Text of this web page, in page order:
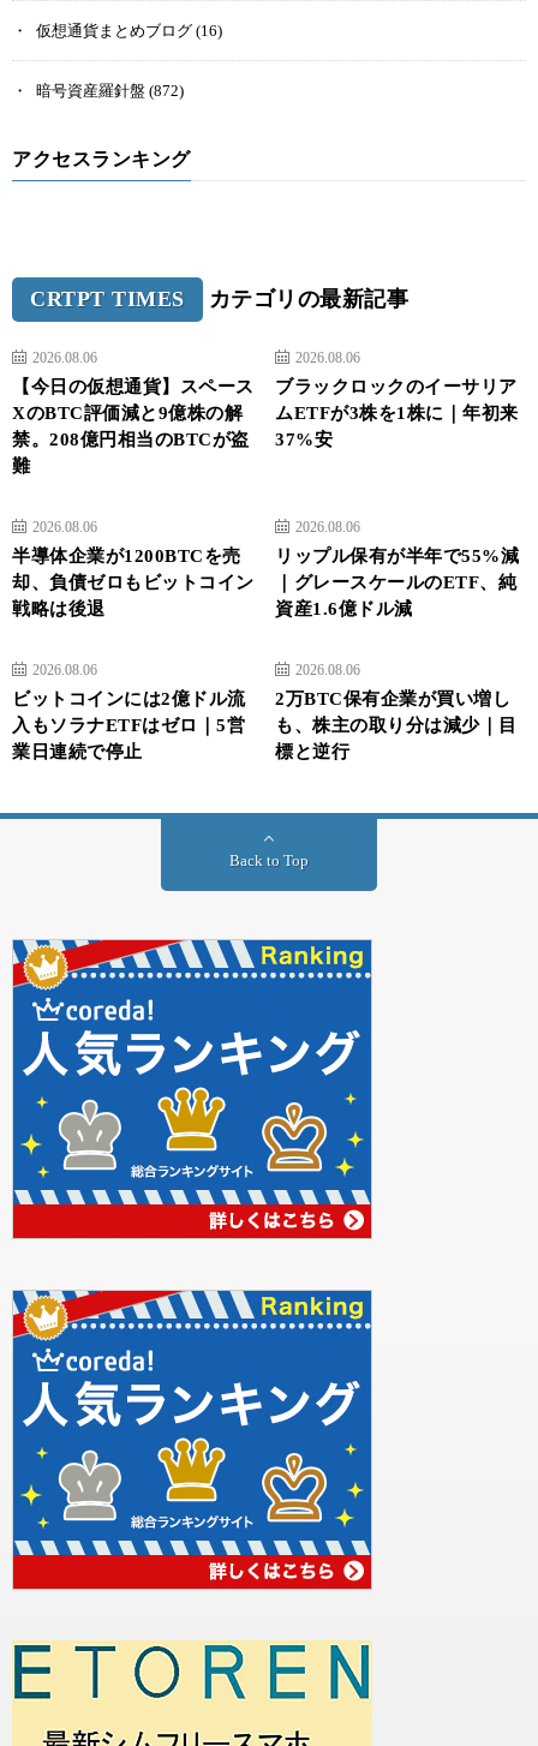
仮想通貨まとめブログ (16)
暗号資産羅針盤 (872)
アクセスランキング
CRTPT TIMES カテゴリの最新記事
2026.08.06
【今日の仮想通貨】スペース
XのBTC評価減と9億株の解
禁。208億円相当のBTCが盗
難
2026.08.06
ブラックロックのイーサリア
ムETFが3株を1株に｜年初来
37%安
2026.08.06
半導体企業が1200BTCを売
却、負債ゼロもビットコイン
戦略は後退
2026.08.06
リップル保有が半年で55%減
｜グレースケールのETF、純
資産1.6億ドル減
2026.08.06
ビットコインには2億ドル流
入もソラナETFはゼロ｜5営
業日連続で停止
2026.08.06
2万BTC保有企業が買い増し
も、株主の取り分は減少｜目
標と逆行
Back to Top